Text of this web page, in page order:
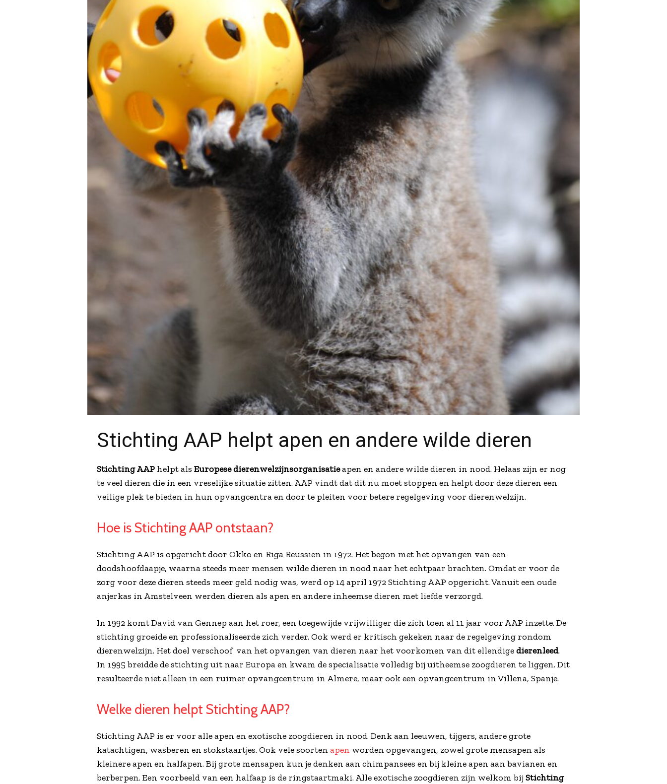
Stichting AAP helpt apen en andere wilde dieren
Stichting AAP helpt alsEuropese dierenwelzijnsorganisatieapen en andere wilde dieren in nood. Helaas zijn er nog
te veel dieren die in een vreselijke situatie zitten. AAP vindt dat dit nu moet stoppen en helpt door deze dieren een
veilige plek te bieden in hun opvangcentra en door te pleiten voor betere regelgeving voor dierenwelzijn.
Hoe is Stichting AAP ontstaan?
Stichting AAP is opgericht door Okko en Riga Reussien in 1972. Het begon met het opvangen van een
doodshoofdaapje, waarna steeds meer mensen wilde dieren in nood naar het echtpaar brachten. Omdat er voor de
zorg voor deze dieren steeds meer geld nodig was, werd op 14 april 1972 Stichting AAP opgericht. Vanuit een oude
anjerkas in Amstelveen werden dieren als apen en andere inheemse dieren met liefde verzorgd.
In 1992 komt David van Gennep aan het roer, een toegewijde vrijwilliger die zich toen al 11 jaar voor AAP inzette. De
stichting groeide en professionaliseerde zich verder. Ook werd er kritisch gekeken naar de regelgeving rondom
dierenwelzijn. Het doel verschoof van het opvangen van dieren naar het voorkomen van dit ellendigedierenleed.
In 1995 breidde de stichting uit naar Europa en kwam de specialisatie volledig bij uitheemse zoogdieren te liggen. Dit
resulteerde niet alleen in een ruimer opvangcentrum in Almere, maar ook een opvangcentrum in Villena, Spanje.
Welke dieren helpt Stichting AAP?
Stichting AAP is er voor alle apen en exotische zoogdieren in nood. Denk aan leeuwen, tijgers, andere grote
katachtigen, wasberen en stokstaartjes. Ook vele soortenapen worden opgevangen, zowel grote mensapen als
kleinere apen en halfapen. Bij grote mensapen kun je denken aan chimpansees en bij kleine apen aan bavianen en
berberpen. Een voorbeeld van een halfaap is de ringstaartmaki. Alle exotische zoogdieren zijn welkom bijStichting